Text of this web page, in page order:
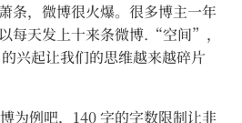
条，微博很火爆。很多博主一年
每天发上十来条微博.“空间”，
起让我们的思维越来越碎片
为例吧，140 字的字数限制让非